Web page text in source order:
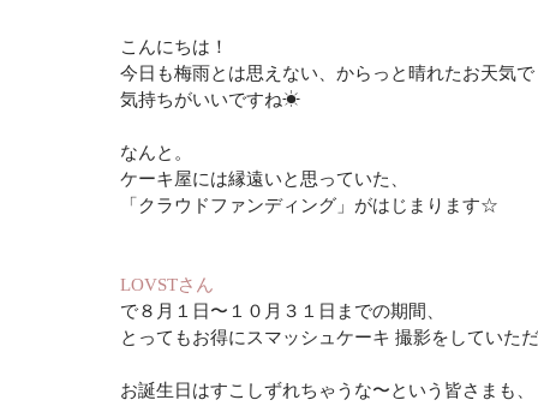
こんにちは！
今日も梅雨とは思えない、からっと晴れたお天気で
気持ちがいいですね☀︎
なんと。
ケーキ屋には縁遠いと思っていた、
「クラウドファンディング」がはじまります☆
LOVSTさん
で８月１日〜１０月３１日までの期間、
とってもお得にスマッシュケーキ 撮影をしていた
お誕生日はすこしずれちゃうな〜という皆さまも、